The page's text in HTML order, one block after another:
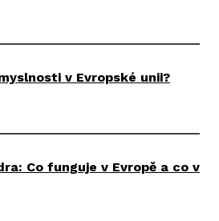
v Evropské unii?
Co funguje v Evropě a co v